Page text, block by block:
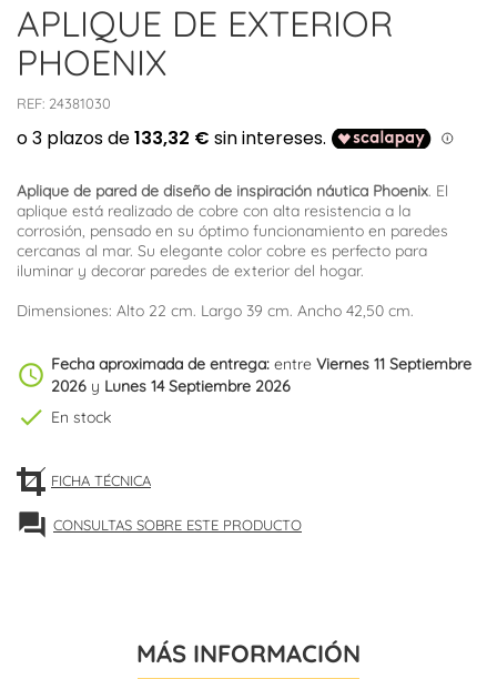
APLIQUE DE EXTERIOR
PHOENIX
REF: 24381030
Aplique de pared de diseño de inspiración náutica Phoenix. El
aplique está realizado de cobre con alta resistencia a la
corrosión, pensado en su óptimo funcionamiento en paredes
cercanas al mar. Su elegante color cobre es perfecto para
iluminar y decorar paredes de exterior del hogar.
Dimensiones: Alto 22 cm. Largo 39 cm. Ancho 42,50 cm.
schedule Fecha aproximada de entrega: entre Viernes 11 Septiembre
2026 y Lunes 14 Septiembre 2026
check En stock
FICHA TÉCNICA
forum CONSULTAS SOBRE ESTE PRODUCTO
MÁS INFORMACIÓN